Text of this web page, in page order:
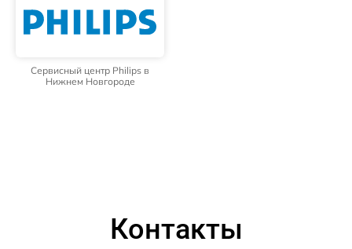
Сервисный центр Philips в
Нижнем Новгороде
Контакты